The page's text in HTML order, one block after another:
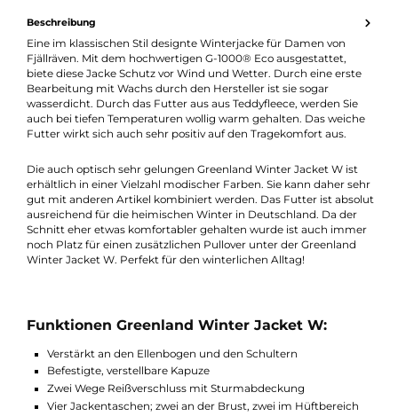
Produktnummer: 13417-012
Hersteller:
Fjällräven
Hersteller-Nr.:
89737
Beschreibung
Fjällräven. Mit dem hochwertigen G-1000® Eco ausgestattet,
biete diese Jacke Schutz vor Wind und Wetter. Durch eine
Bearbeitung mit Wachs durch den Hersteller ist sie sogar
wasserdicht. Durch das Futter aus aus Teddyfleece, werden Sie
auch bei tiefen Temperaturen wollig warm gehalten. Das
Futter wirkt sich auch sehr positiv auf den Tragekomfort aus.
gut mit anderen Artikel kombiniert werden. Das Futter ist
Schnitt eher etwas komfortabler gehalten wurde ist auch
noch Platz für einen zusätzlichen Pullover unter der Greenland
Winter Jacket W. Perfekt für den winterlichen Alltag!